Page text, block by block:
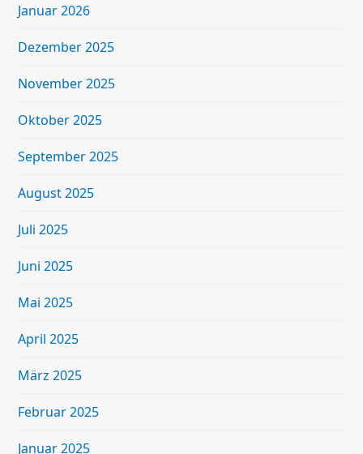
Januar 2026
Dezember 2025
November 2025
Oktober 2025
September 2025
August 2025
Juli 2025
Juni 2025
Mai 2025
April 2025
März 2025
Februar 2025
Januar 2025